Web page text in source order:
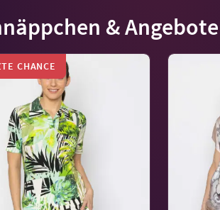
& Angebote
CHANCE